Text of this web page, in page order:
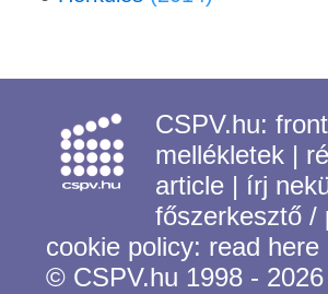
CSPV.hu:
mellékletek |
article | írj
főszerkesztő
cookie policy: read here
© CSPV.hu 1998 - 2026